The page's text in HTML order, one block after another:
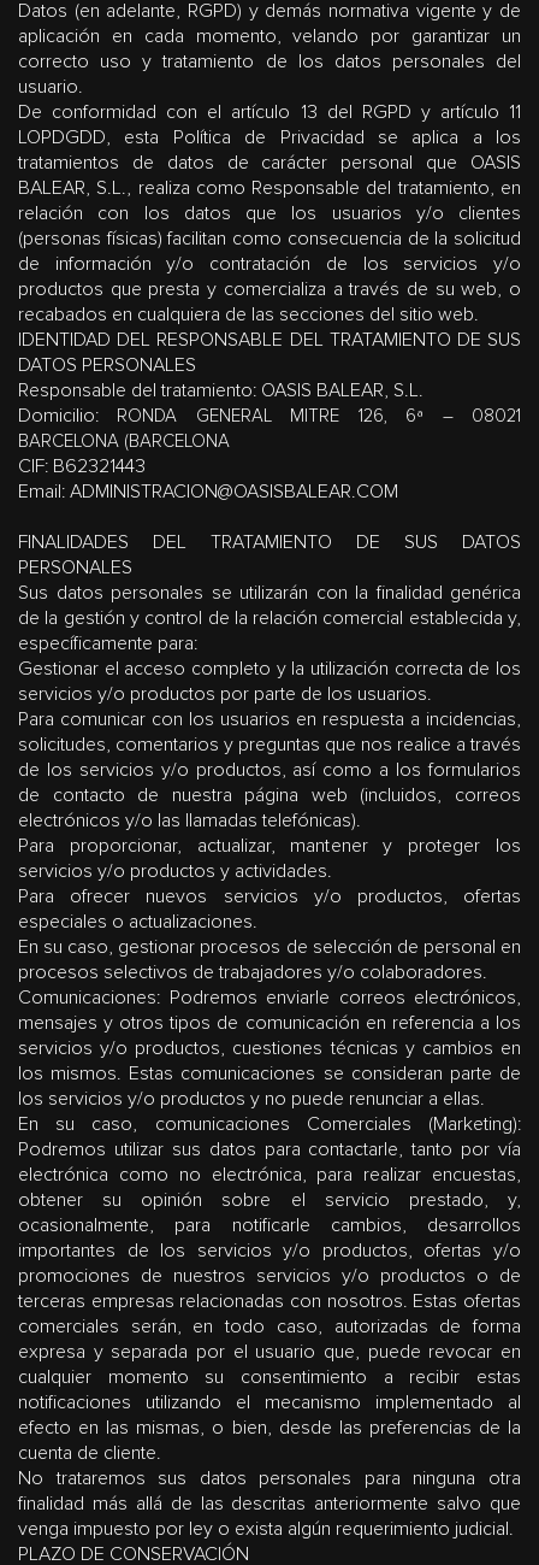
Datos (en adelante, RGPD) y demás normativa vigente y de
aplicación en cada momento, velando por garantizar un
correcto uso y tratamiento de los datos personales del
usuario.
De conformidad con el artículo 13 del RGPD y artículo 11
LOPDGDD, esta Política de Privacidad se aplica a los
tratamientos de datos de carácter personal que OASIS
BALEAR, S.L., realiza como Responsable del tratamiento, en
relación con los datos que los usuarios y/o clientes
(personas físicas) facilitan como consecuencia de la solicitud
de información y/o contratación de los servicios y/o
productos que presta y comercializa a través de su web, o
recabados en cualquiera de las secciones del sitio web.
IDENTIDAD DEL RESPONSABLE DEL TRATAMIENTO DE SUS
DATOS PERSONALES
Responsable del tratamiento: OASIS BALEAR, S.L.
Domicilio:
RONDA GENERAL MITRE 126, 6ª – 08021
BARCELONA (BARCELONA
CIF: B62321443
Email : ADMINISTRACION@OASISBALEAR.COM
FINALIDADES DEL TRATAMIENTO DE SUS DATOS
PERSONALES
Sus datos personales se utilizarán con la finalidad genérica
de la gestión y control de la relación comercial establecida y,
específicamente para:
Gestionar el acceso completo y la utilización correcta de los
servicios y/o productos por parte de los usuarios.
Para comunicar con los usuarios en respuesta a incidencias,
solicitudes, comentarios y preguntas que nos realice a través
de los servicios y/o productos, así como a los formularios
de contacto de nuestra página web (incluidos, correos
electrónicos y/o las llamadas telefónicas).
Para proporcionar, actualizar, mantener y proteger los
servicios y/o productos y actividades.
Para ofrecer nuevos servicios y/o productos, ofertas
especiales o actualizaciones.
En su caso, gestionar procesos de selección de personal en
procesos selectivos de trabajadores y/o colaboradores.
Comunicaciones: Podremos enviarle correos electrónicos,
mensajes y otros tipos de comunicación en referencia a los
servicios y/o productos, cuestiones técnicas y cambios en
los mismos. Estas comunicaciones se consideran parte de
los servicios y/o productos y no puede renunciar a ellas.
En su caso, comunicaciones Comerciales (Marketing):
Podremos utilizar sus datos para contactarle, tanto por vía
electrónica como no electrónica, para realizar encuestas,
obtener su opinión sobre el servicio prestado, y,
ocasionalmente, para notificarle cambios, desarrollos
importantes de los servicios y/o productos, ofertas y/o
promociones de nuestros servicios y/o productos o de
terceras empresas relacionadas con nosotros. Estas ofertas
comerciales serán, en todo caso, autorizadas de forma
expresa y separada por el usuario que, puede revocar en
cualquier momento su consentimiento a recibir estas
notificaciones utilizando el mecanismo implementado al
efecto en las mismas, o bien, desde las preferencias de la
cuenta de cliente.
No trataremos sus datos personales para ninguna otra
finalidad más allá de las descritas anteriormente salvo que
venga impuesto por ley o exista algún requerimiento judicial.
PLAZO DE CONSERVACIÓN